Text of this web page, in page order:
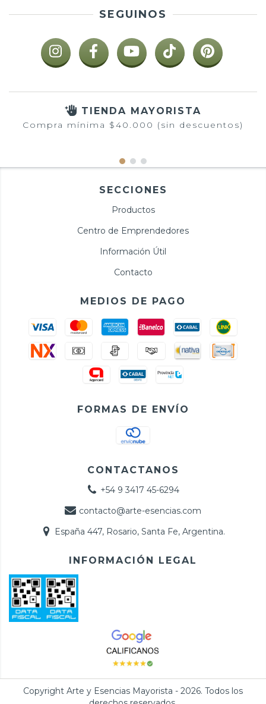
SEGUINOS
TIENDA MAYORISTA
Compra mínima $40.000 (sin descuentos)
SECCIONES
Productos
Centro de Emprendedores
Información Útil
Contacto
MEDIOS DE PAGO
FORMAS DE ENVÍO
CONTACTANOS
+54 9 3417 45-6294
contacto@arte-esencias.com
España 447, Rosario, Santa Fe, Argentina.
INFORMACIÓN LEGAL
Copyright Arte y Esencias Mayorista - 2026. Todos los